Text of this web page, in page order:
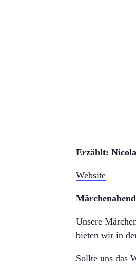
Erzählt:
Website
Unsere
bieten wir in
Sollte uns das